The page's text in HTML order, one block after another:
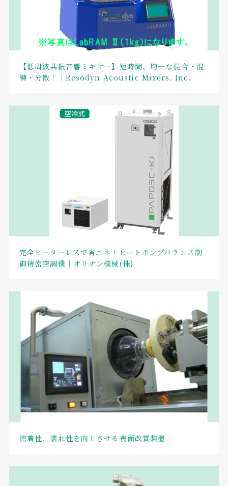
【低周波共振音響ミキサー】短時間、均一な混合・混
練・分散！｜Resodyn Acoustic Mixers, Inc.
完全ヒーターレスで省エネ！ヒートポンプバランス制
御精密空調機｜オリオン機械(株)
密着性、濡れ性を向上させる表面改質装置